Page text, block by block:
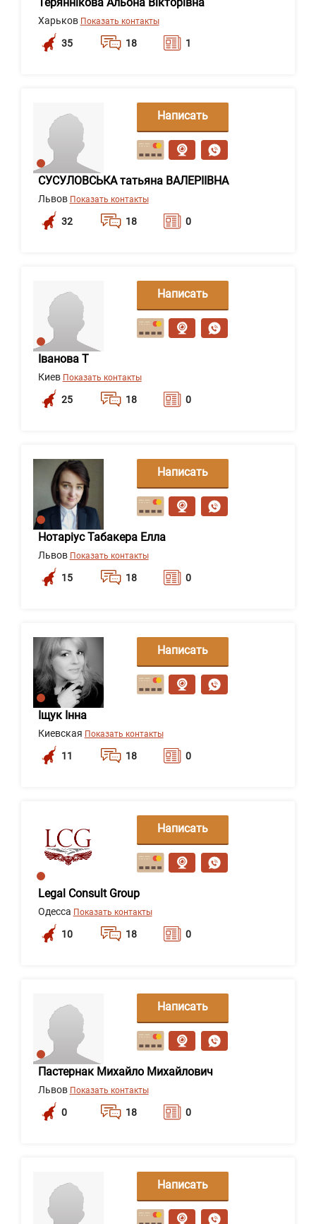
Харьков Показать контакты
35 18 1
СУСУЛОВСЬКА татьяна ВАЛЕРIIВНА
Львов Показать контакты
32 18 0
Написать
сообщение
Іванова Т
Киев Показать контакты
25 18 0
Написать
сообщение
Нотаріус Табакера Елла
Львов Показать контакты
15 18 0
Написать
сообщение
Іщук Інна
Киевская Показать контакты
11 18 0
Написать
сообщение
Legal Consult Group
Одесса Показать контакты
10 18 0
Написать
сообщение
Пастернак Михайло Михайлович
Львов Показать контакты
0 18 0
Написать
сообщение
Написать
сообщение